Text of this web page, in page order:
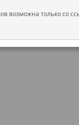
возможна только со